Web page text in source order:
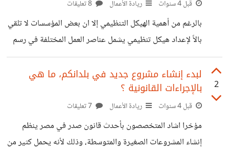
أعصابه أو يتفاعل بشكل سيء مع المضايقات البسيطة. وهناك من
يحول الخلافات الصحية
قبل 4 سنوات ريادة الأعمال
بالرغم من أهمية الهيكل التنظيمي إلا ان بعض المؤسسات لا تلقي
بالاً لإعداد هيكل تنظيمي يشمل عناصر العمل المختلفة في رسم
بياني يساعد في شرح كيفية توافق هذه العناصر معًا ككل ، من
أجل تحقيق هدف تنظيمي. الخبراء يؤكدون ان طريقة تكوين
الهيكل التنظيمي تخبرنا بما يفعله الموظفون من أدوار
ومسؤوليات ومهام كل موظف وكيفية تخصيص المهام، وسوف
يقودنا ذلك إلى معرفة ما إذا كنا في حاجة لتعيين موظفين جدد
لأن الموظفين الحاليين لديهم من المسئوليات ما يفوق سعة
2
لبدء إنشاء مشروع جديد في بلدانكم، ما هي
بالإجراءات القانونية ؟
قبل 4 سنوات ريادة الأعمال
مؤخرا اشاد المتخصصون بأحدث قانون صدر في مصر ينظم
إنشاء المشروعات الصغيرة والمتوسطة، وذلك لأنه يحمل كثير من